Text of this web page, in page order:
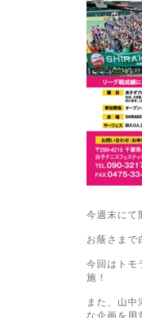
今週末にて
お蔭さまで
今回はトモ
施！
また、山
な企画を用